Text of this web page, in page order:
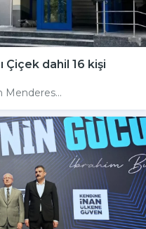
Çiçek dahil 16 kişi
Menderes...